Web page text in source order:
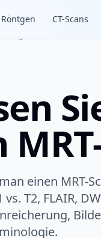
Röntgen CT-Scans
einen MRT-
T2, FLAIR,